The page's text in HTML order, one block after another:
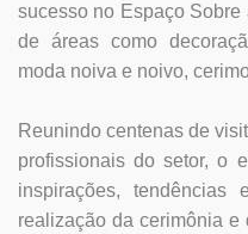
sucesso no Espaço
de áreas como
moda noiva e noivo,
Reunindo centenas de
profissionais do setor, o
inspirações,
realização da cerimônia e